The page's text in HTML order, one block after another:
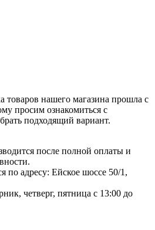
товаров нашего магазина прошла с
просим ознакомиться с
подходящий вариант.
после полной оплаты и
по адресу: Ейское шоссе 50/1,
четверг, пятница с 13:00 до